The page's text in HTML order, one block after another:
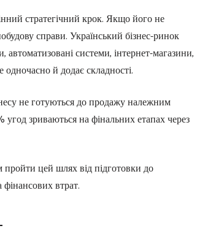
стратегічний крок. Якщо його не
справи. Український бізнес-ринок
автоматизовані системи, інтернет-магазини,
й додає складності.
не готуються до продажу належним
зриваються на фінальних етапах через
цей шлях від підготовки до
втрат.